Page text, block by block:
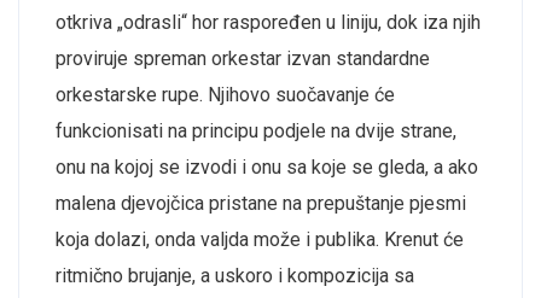
otkriva „odrasli“ hor raspoređen u liniju, dok iza njih
proviruje spreman orkestar izvan standardne
orkestarske rupe. Njihovo suočavanje će
funkcionisati na principu podjele na dvije strane,
onu na kojoj se izvodi i onu sa koje se gleda, a ako
malena djevojčica pristane na prepuštanje pjesmi
koja dolazi, onda valjda može i publika. Krenut će
ritmično brujanje, a uskoro i kompozicija sa